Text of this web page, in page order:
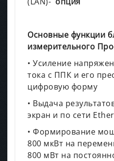
Основные функции
измерительного
• Усиление
тока с ППК и его
цифровую форму
• Выдача
экран и по сети
• Формирование
800 мкВт на
800 мВт на